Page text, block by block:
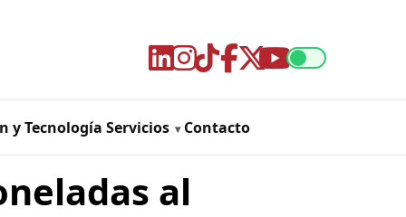
y Tecnología Servicios Contacto
al